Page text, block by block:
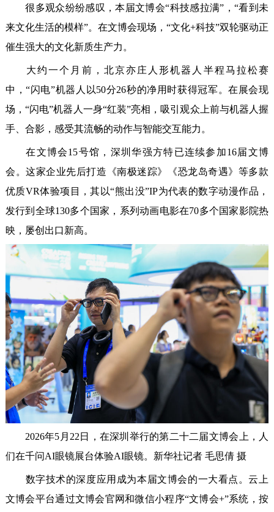
很多观众纷纷感叹，本届文博会“科技感拉满”，“看到未
来文化生活的模样”。在文博会现场，“文化+科技”双轮驱动正
催生强大的文化新质生产力。
大约一个月前，北京亦庄人形机器人半程马拉松赛
中，“闪电”机器人以50分26秒的净用时获得冠军。在展会现
场，“闪电”机器人一身“红装”亮相，吸引观众上前与机器人握
手、合影，感受其流畅的动作与智能交互能力。
在文博会15号馆，深圳华强方特已连续参加16届文博
会。这家企业先后打造《南极迷踪》《恐龙岛奇遇》等多款
优质VR体验项目，其以“熊出没”IP为代表的数字动漫作品，
发行到全球130多个国家，系列动画电影在70多个国家影院热
映，屡创出口新高。
2026年5月22日，在深圳举行的第二十二届文博会上，人
们在千问AI眼镜展台体验AI眼镜。新华社记者 毛思倩 摄
数字技术的深度应用成为本届文博会的一大看点。云上
文博会平台通过文博会官网和微信小程序“文博会+”系统，按